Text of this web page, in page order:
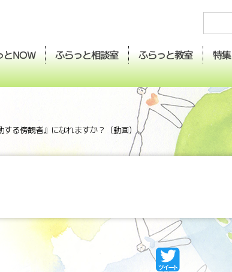
とNOW ふらっと相談室 ふらっと教室 特集
する傍観者』になれますか？（動画）